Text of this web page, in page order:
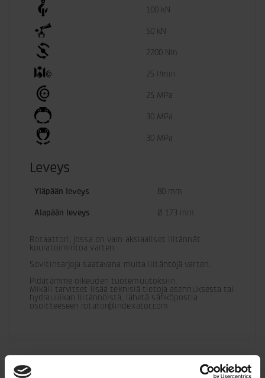
100 kN
50 kN
2200 Nm
25 l/min
25 MPa
30 MPa
30 MPa
Leveys
Yläpään leveys 80 mm
Alapään leveys Ø 173 mm
Rotaattori, jossa on vain aksiaaliset liitännät
kouratoimintoa varten.
Sovitinsarjoja saatavana muita liitäntöjä varten.
Pidätämme oikeuden tuotemuutoksiin.
Mikäli tarvitset lisää teknisiä tietoja asennuksesta tai
hydrauliikan liitännöistä, lähetä sähköpostia
osoitteeseen rotator@indexator.com